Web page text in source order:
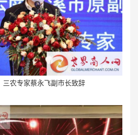
三农专家蔡永飞副市长致辞